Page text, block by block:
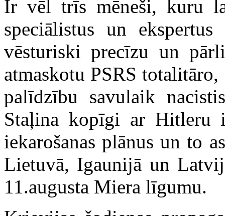
Ir vēl trīs mēneši, kuru
speciālistus un
vēsturiski precīzu un
atmaskotu PSRS
palīdzību savulaik
Staļina kopīgi ar Hitleru
iekarošanas plānus un to
Lietuvā, Igaunijā un
11.augusta Miera līgumu.